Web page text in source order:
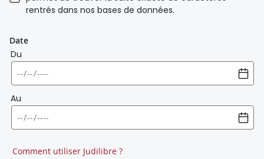
rentrés dans nos bases de données.
Date
Du
Au
Comment utiliser Judilibre ?